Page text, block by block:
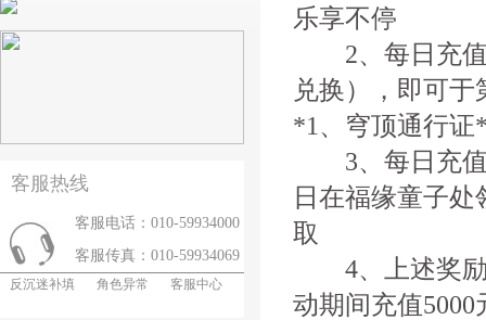
客服热线
客服电话：010-59934000
客服传真：010-59934069
反沉迷补填 角色异常 客服中心
乐享不停
2、每日充值
兑换），即可
*1、穹顶通行证
3、每日充值
日在福缘童子
取
4、上述奖励
动期间充值